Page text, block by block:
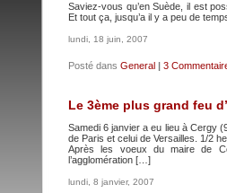
Saviez-vous qu’en Suède, il est
Et tout ça, jusqu’a il y a peu de
lundi, 18 juin, 2007
Posté dans General | 3
Le 3ème plus grand feu
Samedi 6 janvier a eu lieu à Cergy
de Paris et celui de Versailles. 1/2
Après les voeux du maire de
l’agglomération […]
lundi, 8 janvier, 2007